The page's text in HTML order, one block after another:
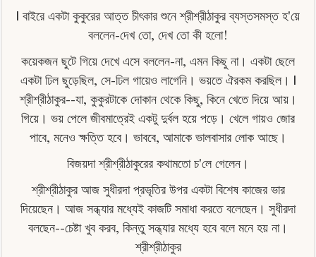
| বাইরে একটা কুকুরের আত্ত চীৎকার শুনে শ্রীশ্রীঠাকুর ব্যস্তসমস্ত হ'য়ে
বললেন-দেখ তাে, দেখ তো কী হলাে!
কয়েকজন ছুটে গিয়ে দেখে এসে বললেন-না, এমন কিছু না। একটা ছেলে
একটা ঢিল ছুড়েছিল, সে-ঢিল গায়েও লাগেনি। ভয়তে ঐরকম করছিল। |
শ্রীশ্রীঠাকুর--যা, কুকুরটাকে দোকান থেকে কিছু, কিনে খেতে দিয়ে আয়।
গিয়ে। ভয় পেলে জীবমাত্রেই একটু দুর্বল হয়ে পড়ে। খেলে গায়ও জোর
পাবে, মনেও ক্ষত্তি হবে। ভাববে, আমাকে ভালবাসার লােক আছে।
বিজয়দা শ্রীশ্রীঠাকুরের কথামতাে চ'লে গেলেন।
শ্রীশ্রীঠাকুর আজ সুধীরদা প্রভৃতির উপর একটা বিশেষ কাজের ভার
দিয়েছেন। আজ সন্ধ্যার মধ্যেই কাজটি সমাধা করতে বলেছেন। সুধীরদা
বলছেন--চেষ্টা খুব করব, কিন্তু সন্ধ্যার মধ্যে হবে বলে মনে হয় না।
শ্রীশ্রীঠাকুর